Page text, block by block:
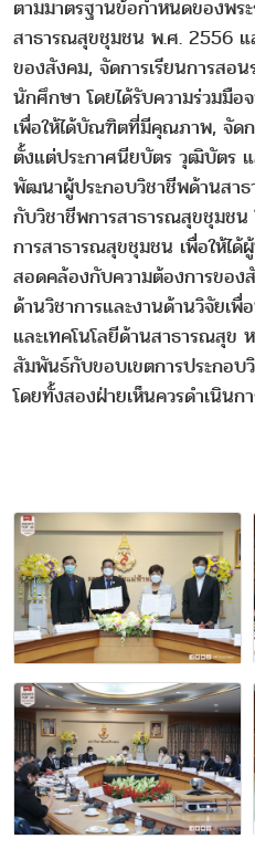
ตามมาตรฐานข้อกำหนดของพ
สาธารณสุขชุมชน พ.ศ. 2556 แ
ของสังคม, จัดการเรียนการส
นักศึกษา โดยได้รับความร่วมมื
เพื่อให้ได้บัณฑิตที่มีคุณภาพ, จัดก
ตั้งแต่ประกาศนียบัตร วุฒิบัตร
พัฒนาผู้ประกอบวิชาชีพด้านสา
กับวิชาชีพการสาธารณสุขชุมชน
การสาธารณสุขชุมชน เพื่อให้ไ
สอดคล้องกับความต้องการขอ
ด้านวิชาการและงานด้านวิจัยเ
และเทคโนโลยีด้านสาธารณสุข
สัมพันธ์กับขอบเขตการประกอ
โดยทั้งสองฝ่ายเห็นควรดำเนินก